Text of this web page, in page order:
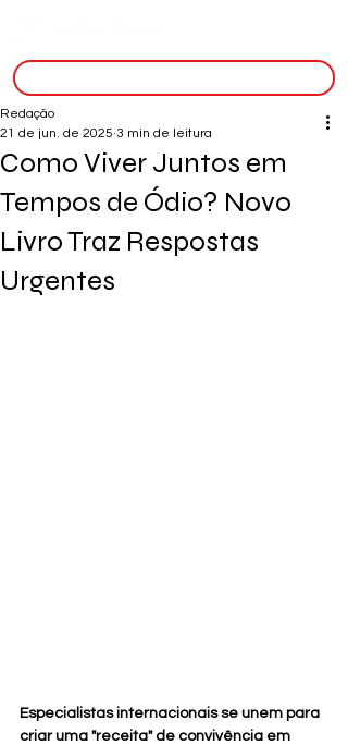
Como Viver Juntos em
Tempos de Ódio? Novo
Livro Traz Respostas
Urgentes
Redação
21 de jun. de 2025 3 min de leitura
Especialistas internacionais se unem para
criar uma "receita" de convivência em